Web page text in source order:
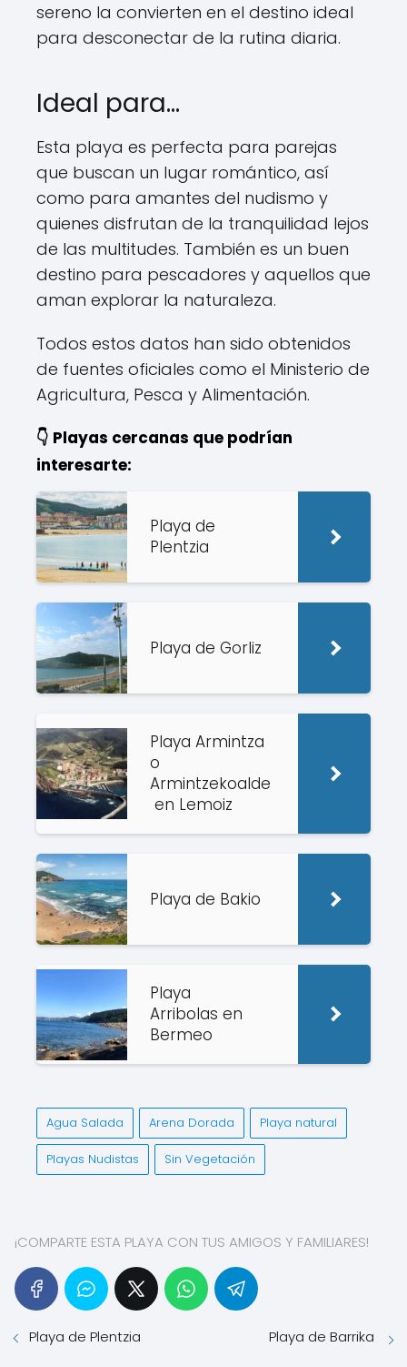
sereno la convierten en el destino ideal
para desconectar de la rutina diaria.
Ideal para…
Esta playa es perfecta para parejas
que buscan un lugar romántico, así
como para amantes del nudismo y
quienes disfrutan de la tranquilidad lejos
de las multitudes. También es un buen
destino para pescadores y aquellos que
aman explorar la naturaleza.
Todos estos datos han sido obtenidos
de fuentes oficiales como el Ministerio de
Agricultura, Pesca y Alimentación.
👇 Playas cercanas que podrían
interesarte:
Playa de
Plentzia
Playa de Gorliz
Playa Armintza
o
Armintzekoalde
en Lemoiz
Playa de Bakio
Playa
Arribolas en
Bermeo
Agua Salada Arena Dorada Playa natural
Playas Nudistas Sin Vegetación
¡COMPARTE ESTA PLAYA CON TUS AMIGOS Y FAMILIARES!
Playa de Plentzia Playa de Barrika